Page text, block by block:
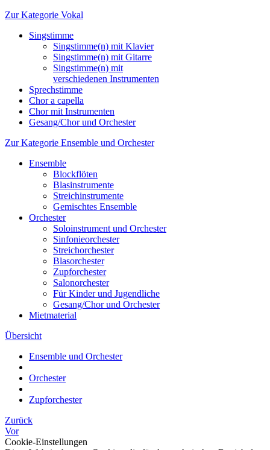
Zur Kategorie Vokal
Singstimme
Singstimme(n) mit Klavier
Singstimme(n) mit Gitarre
Singstimme(n) mit
verschiedenen Instrumenten
Sprechstimme
Chor a capella
Chor mit Instrumenten
Gesang/Chor und Orchester
Zur Kategorie Ensemble und Orchester
Ensemble
Blockflöten
Blasinstrumente
Streichinstrumente
Gemischtes Ensemble
Orchester
Soloinstrument und Orchester
Sinfonieorchester
Streichorchester
Blasorchester
Zupforchester
Salonorchester
Für Kinder und Jugendliche
Gesang/Chor und Orchester
Mietmaterial
Übersicht
Ensemble und Orchester
Orchester
Zupforchester
Zurück
Vor
Cookie-Einstellungen